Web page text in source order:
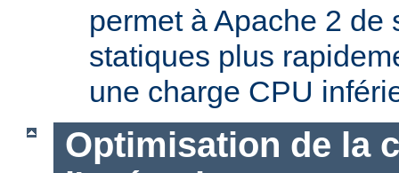
permet à Apache 2 de
statiques plus
une charge CPU
Optimisation de la